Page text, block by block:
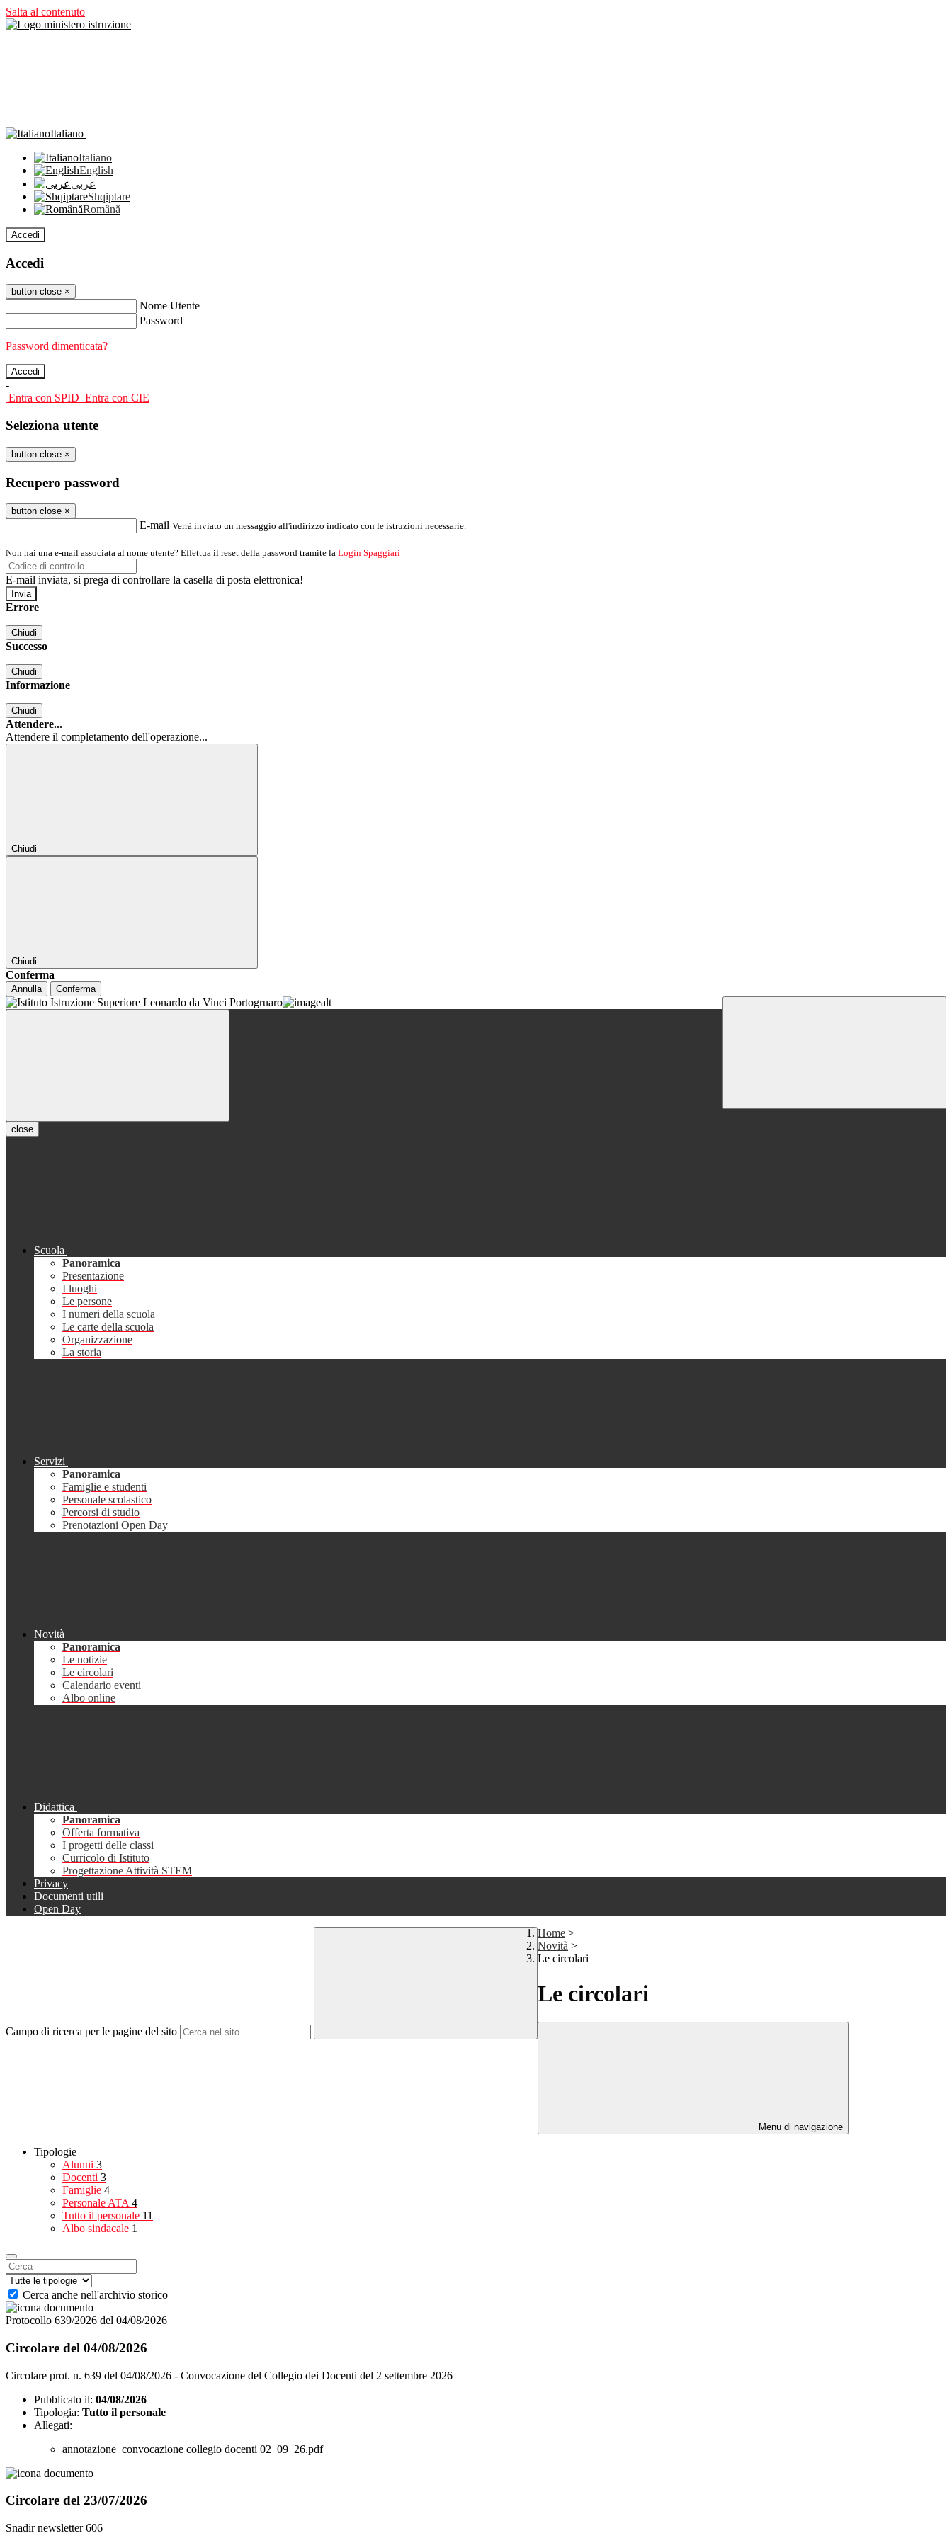
Salta al contenuto
Italiano
Italiano
English
عربى
Shqiptare
Română
Accedi
Accedi
button close ×
Nome Utente
Password
Password dimenticata?
-
Entra con SPID Entra con CIE
Seleziona utente
button close ×
Recupero password
button close ×
E-mail Verrà inviato un messaggio all'indirizzo indicato con le istruzioni necessarie.
Non hai una e-mail associata al nome utente? Effettua il reset della password tramite la Login Spaggiari
E-mail inviata, si prega di controllare la casella di posta elettronica!
Errore
Chiudi
Successo
Chiudi
Informazione
Chiudi
Attendere...
Attendere il completamento dell'operazione...
Chiudi
Chiudi
Conferma
Annulla Conferma
close
Scuola
Panoramica
Presentazione
I luoghi
Le persone
I numeri della scuola
Le carte della scuola
Organizzazione
La storia
Servizi
Panoramica
Famiglie e studenti
Personale scolastico
Percorsi di studio
Prenotazioni Open Day
Novità
Panoramica
Le notizie
Le circolari
Calendario eventi
Albo online
Didattica
Panoramica
Offerta formativa
I progetti delle classi
Curricolo di Istituto
Progettazione Attività STEM
Privacy
Documenti utili
Open Day
Campo di ricerca per le pagine del sito
Home >
Novità >
Le circolari
Le circolari
Menu di navigazione
Tipologie
Alunni 3
Docenti 3
Famiglie 4
Personale ATA 4
Tutto il personale 11
Albo sindacale 1
Cerca anche nell'archivio storico
Protocollo 639/2026 del 04/08/2026
Circolare del 04/08/2026
Circolare prot. n. 639 del 04/08/2026 - Convocazione del Collegio dei Docenti del 2 settembre 2026
Pubblicato il: 04/08/2026
Tipologia: Tutto il personale
Allegati:
annotazione_convocazione collegio docenti 02_09_26.pdf
Circolare del 23/07/2026
Snadir newsletter 606